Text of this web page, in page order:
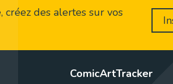
des alertes sur vos
ComicArtTracker